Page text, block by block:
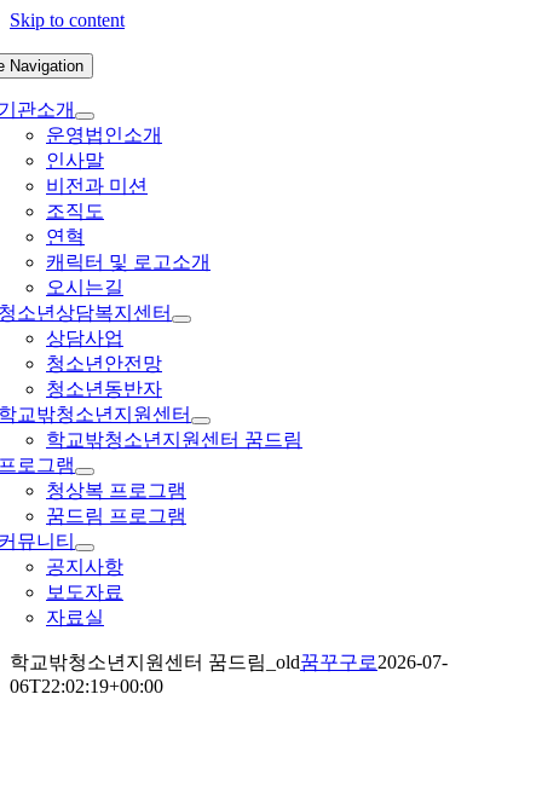
Skip to content
Navigation
관소개
운영법인소개
인사말
비전과 미션
조직도
연혁
캐릭터 및 로고소개
오시는길
소년상담복지센터
상담사업
청소년안전망
청소년동반자
교밖청소년지원센터
학교밖청소년지원센터 꿈드림
로그램
청상복 프로그램
꿈드림 프로그램
뮤니티
공지사항
보도자료
자료실
학교밖청소년지원센터 꿈드림_old꿈꾸구로2026-07-
06T22:02:19+00:00